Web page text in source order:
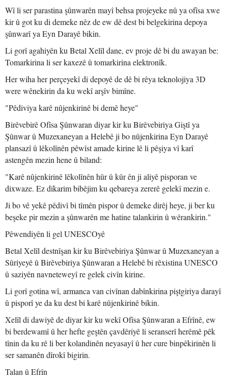
Wî li ser parastina şûnwarên mayî behsa projeyeke nû ya ofîsa xwe
kir û got ku di demeke nêz de ew dê dest bi belgekirina depoya
şûnwarî ya Eyn Darayê bikin.
Li gorî agahiyên ku Betal Xelîl dane, ev proje dê bi du awayan be:
Tomarkirina li ser kaxezê û tomarkirina elektronîk.
Her wiha her perçeyekî di depoyê de dê bi rêya teknolojiya 3D
were wênekirin da ku wekî arşîv bimîne.
"Pêdiviya karê nûjenkirinê bi demê heye"
Birêvebirê Ofîsa Şûnwaran diyar kir ku Birêvebiriya Giştî ya
Şûnwar û Muzexaneyan a Helebê ji bo nûjenkirina Eyn Darayê
plansazî û lêkolînên pêwîst amade kirine lê li pêşiya vî karî
astengên mezin hene û biland:
"Karê nûjenkirinê lêkolînên hûr û kûr ên ji aliyê pisporan ve
dixwaze. Ez dikarim bibêjim ku qebareya zererê gelekî mezin e.
Ji bo vê yekê pêdivî bi tîmên pispor û demeke dirêj heye, ji ber ku
beşeke pir mezin a şûnwarên me hatine talankirin û wêrankirin."
Pêwendiyên li gel UNESCOyê
Betal Xelîl destnîşan kir ku Birêvebiriya Şûnwar û Muzexaneyan a
Sûriyeyê û Birêvebiriya Şûnwaran a Helebê bi rêxistina UNESCO
û saziyên navneteweyî re gelek civîn kirine.
Li gorî gotina wî, armanca van civînan dabînkirina piştgiriya darayî
û pisporî ye da ku dest bi karê nûjenkirinê bikin.
Xelîl di dawiyê de diyar kir ku wekî Ofîsa Şûnwaran a Efrînê, ew
bi berdewamî û her hefte geştên çavdêriyê li seranserî herêmê pêk
tînin da ku rê li ber kolandinên neyasayî û her cure binpêkirinên li
ser samanên dîrokî bigirin.
Talan û Efrîn